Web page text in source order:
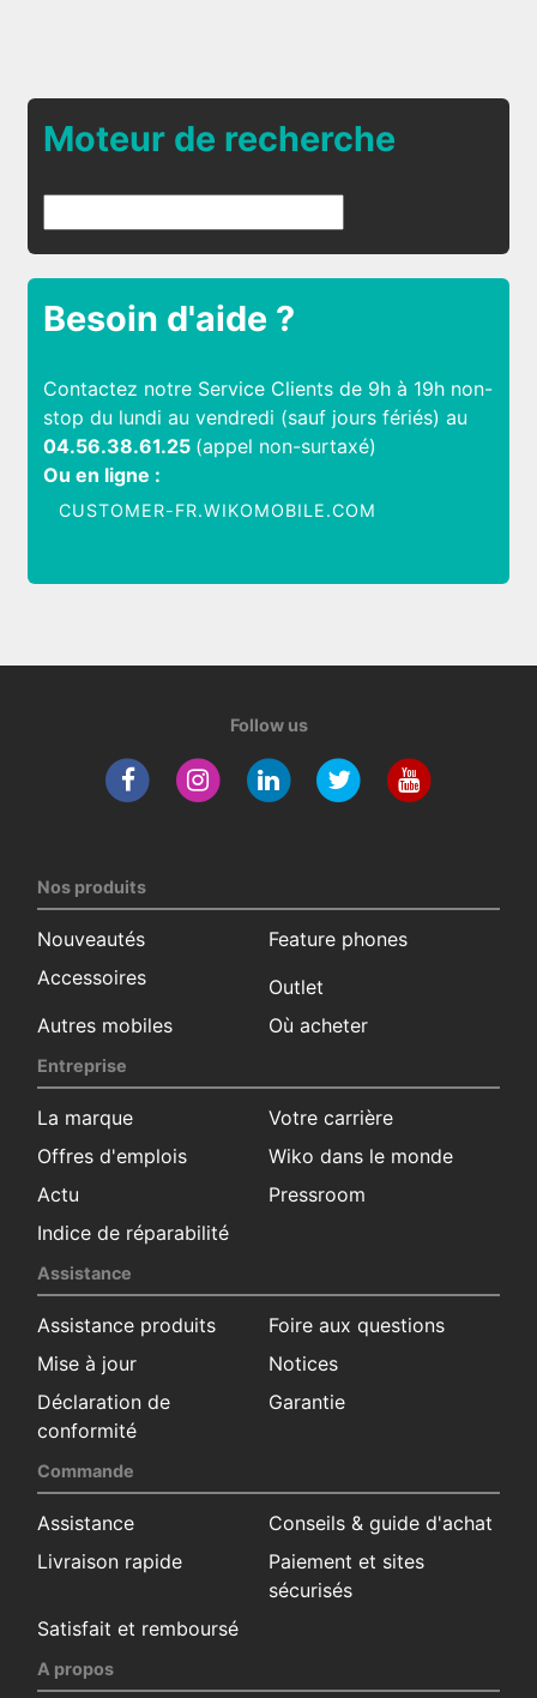
Moteur de recherche
Besoin d'aide ?
Contactez notre Service Clients de 9h à 19h non-
stop du lundi au vendredi (sauf jours fériés) au
04.56.38.61.25 (appel non-surtaxé)
Ou en ligne :
CUSTOMER-FR.WIKOMOBILE.COM
Follow us
Nos produits
Nouveautés
Feature phones
Accessoires
Outlet
Autres mobiles
Où acheter
Entreprise
La marque
Votre carrière
Offres d'emplois
Wiko dans le monde
Actu
Pressroom
Indice de réparabilité
Assistance
Assistance produits
Foire aux questions
Mise à jour
Notices
Déclaration de
conformité
Garantie
Commande
Assistance
Conseils & guide d'achat
Livraison rapide
Paiement et sites
sécurisés
Satisfait et remboursé
A propos